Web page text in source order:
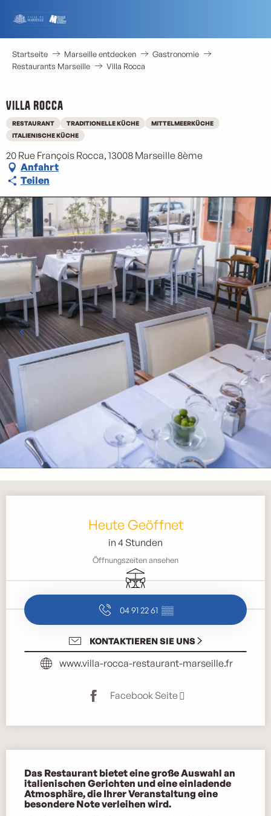
contenu
principal
Startseite Marseille entdecken
Gastronomie
Restaurants Marseille
Villa Rocca
Villa Rocca
RESTAURANT TRADITIONELLE KÜCHE
MITTELMEERKÜCHE
ITALIENISCHE KÜCHE
20 Rue François Rocca, 13008 Marseille 8ème
Anfahrt
Teilen
Heute Geöffnet
in 4 Stunden
Öffnungszeiten ansehen
Terrasse
04 91 22 61 ▒▒
KONTAKTIEREN SIE UNS
www.villa-rocca-restaurant-marseille.fr
Facebook Seite
Das Restaurant bietet eine große Auswahl an
italienischen Gerichten und eine einladende
Atmosphäre, die Ihrer Veranstaltung eine
besondere Note verleihen wird.